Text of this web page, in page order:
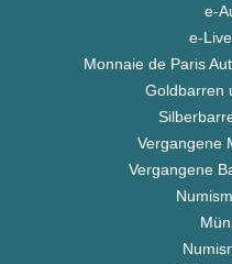
e-
e-
Monnaie de Paris
Goldbarren
Vergangene
Vergangene